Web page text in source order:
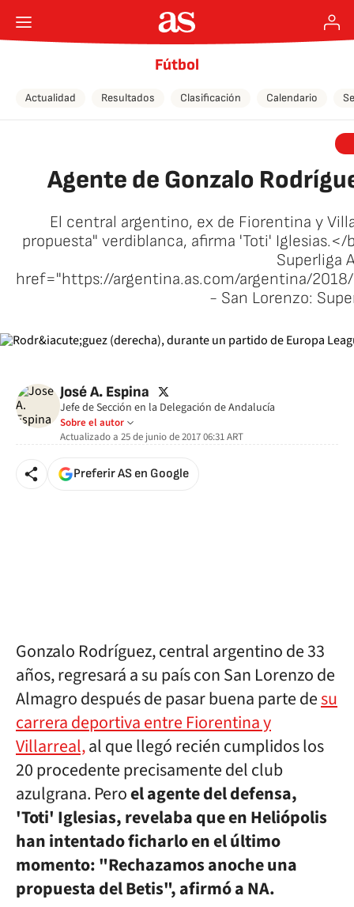
Fútbol
Actualidad Resultados Clasificación Calendario
Agente de Gonzalo
El central argentino, ex de Fiorentina y
propuesta" verdiblanca, afirma 'Toti'
Superliga
href="https://argentina.as.com/argentina/
- San Lorenzo:
José A. Espina twitter
Jefe de Sección en la Delegación de Andalucía
Sobre el autor
Actualizado a 25 de junio de 2017 06:31ART
Preferir AS en Google
Gonzalo Rodríguez, central argentino de 33
años, regresará a su país con San Lorenzo de
Almagro después de pasar buena parte desu
carrera deportiva entre Fiorentina y
Villarreal,al que llegó recién cumplidos los
20 procedente precisamente del club
azulgrana. Peroel agente del defensa,
'Toti' Iglesias, revelaba que en Heliópolis
han intentado ficharlo en el último
momento: "Rechazamos anoche una
propuesta del Betis", afirmó a NA.